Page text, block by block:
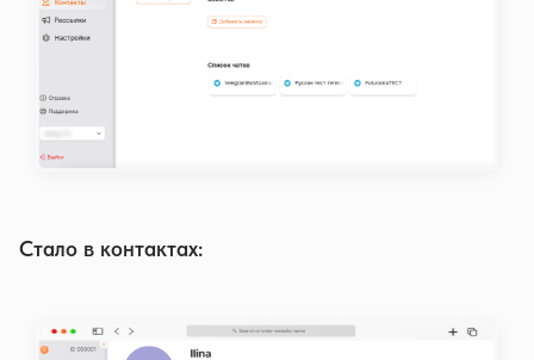
Стало в контактах: